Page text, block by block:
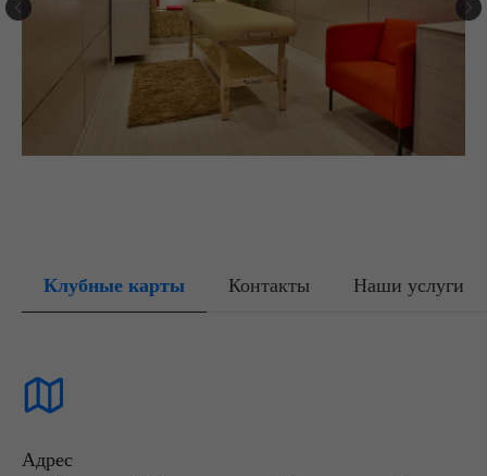
Клубные карты Контакты Наши услуги
Адрес